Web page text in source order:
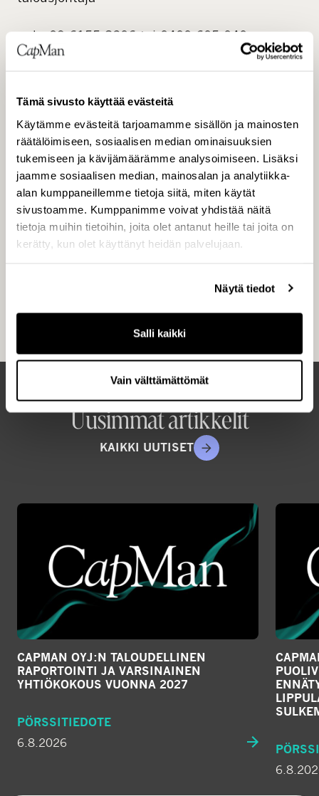
Tämä sivusto käyttää evästeitä
Käytämme evästeitä tarjoamamme sisällön ja mainosten
räätälöimiseen, sosiaalisen median ominaisuuksien
tukemiseen ja kävijämäärämme analysoimiseen. Lisäksi
jaamme sosiaalisen median, mainosalan ja analytiikka-
alan kumppaneillemme tietoja siitä, miten käytät
sivustoamme. Kumppanimme voivat yhdistää näitä
tietoja muihin tietoihin, joita olet antanut heille tai joita on
kerätty, kun olet käyttänyt heidän palvelujaan.
Näytä tiedot
Salli kaikki
Vain välttämättömät
puh. 09 6155 8306 tai 0400 605 040
Koko pörssitiedote:
– MS-Word muodossa tai
Uusimmat artikkelit
KAIKKI UUTISET
CAPMAN OYJ:N TALOUDELLINEN
RAPORTOINTI JA VARSINAINEN
YHTIÖKOKOUS VUONNA 2027
PÖRSSITIEDOTE
6.8.2026